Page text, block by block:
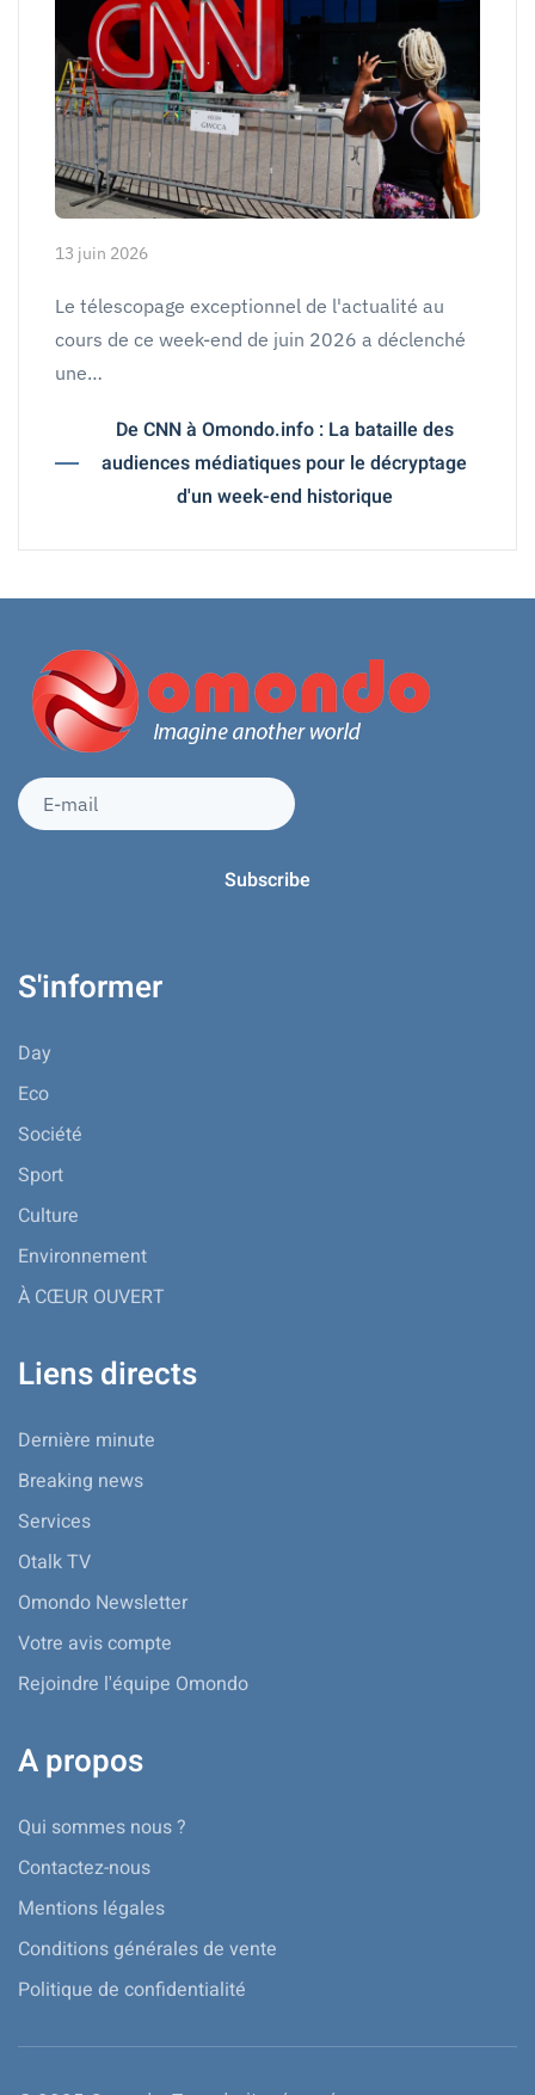
13 juin 2026
Le télescopage exceptionnel de l'actualité au
cours de ce week-end de juin 2026 a déclenché
une…
De CNN à Omondo.info : La bataille des
audiences médiatiques pour le décryptage
d'un week-end historique
S'informer
Day
Eco
Société
Sport
Culture
Environnement
À CŒUR OUVERT
Liens directs
Dernière minute
Breaking news
Services
Otalk TV
Omondo Newsletter
Votre avis compte
Rejoindre l'équipe Omondo
A propos
Qui sommes nous ?
Contactez-nous
Mentions légales
Conditions générales de vente
Politique de confidentialité